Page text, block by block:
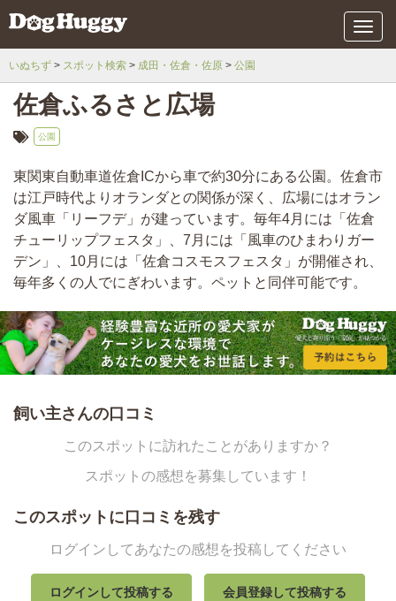
メ
ニ
いぬちず スポット検索 成田・佐倉・佐原 公園
佐倉ふるさと広場
公園
東関東自動車道佐倉ICから車で約30分にある公園。佐倉市
は江戸時代よりオランダとの関係が深く、広場にはオラン
ダ風車「リーフデ」が建っています。毎年4月には「佐倉
チューリップフェスタ」、7月には「風車のひまわりガー
デン」、10月には「佐倉コスモスフェスタ」が開催され、
毎年多くの人でにぎわいます。ペットと同伴可能です。
飼い主さんの口コミ
このスポットに訪れたことがありますか？
スポットの感想を募集しています！
このスポットに口コミを残す
ログインしてあなたの感想を投稿してください
ログインして投稿する 会員登録して投稿する